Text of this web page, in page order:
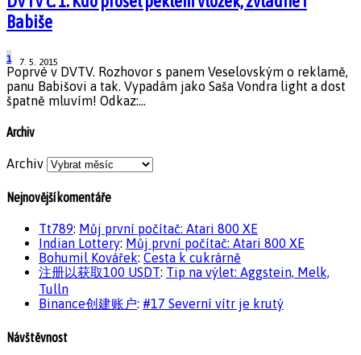
Babiše
7. 5. 2015
1
Poprvé v DVTV. Rozhovor s panem Veselovským o reklamě,
panu Babišovi a tak. Vypadám jako Saša Vondra light a dost
špatně mluvím! Odkaz:...
Archiv
Archiv
Nejnovější komentáře
Tt789: Můj první počítač: Atari 800 XE
Indian Lottery: Můj první počítač: Atari 800 XE
Bohumil Kovářek: Cesta k cukrárně
注册以获取100 USDT: Tip na výlet: Aggstein, Melk,
Tulln
Binance创建账户: #17 Severní vítr je krutý
Návštěvnost